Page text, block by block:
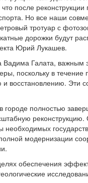
после
Но все наши
тротуар с
дорожки будут
Юрий Лукашев.
Вадима Галата, важным
поскольку в
восстановлению. Эти
городе полностью
необходимых
модернизации
обеспечения